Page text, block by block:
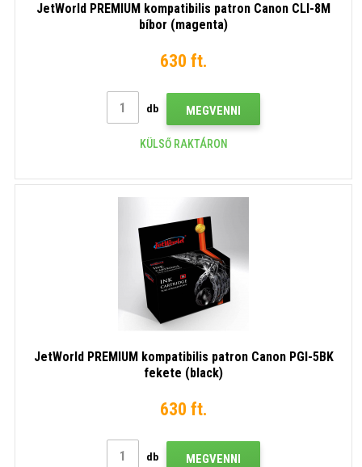
JetWorld PREMIUM kompatibilis patron Canon CLI-8M
bíbor (magenta)
630 ft.
db MEGVENNI
KÜLSŐ RAKTÁRON
JetWorld PREMIUM kompatibilis patron Canon PGI-5BK
fekete (black)
630 ft.
db MEGVENNI